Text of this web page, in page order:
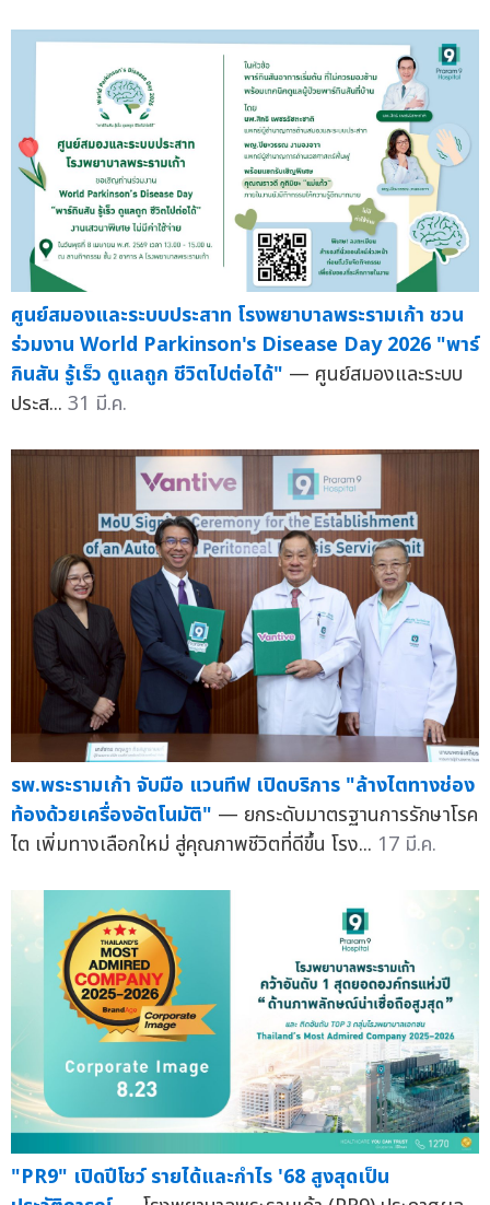
ศูนย์สมองและระบบประสาท โรงพยาบาลพระรามเก้า ชวน
ร่วมงาน World Parkinson's Disease Day 2026 "พาร์
กินสัน รู้เร็ว ดูแลถูก ชีวิตไปต่อได้" — ศูนย์สมองและระบบ
ประส... 31 มี.ค.
รพ.พระรามเก้า จับมือ แวนทีฟ เปิดบริการ "ล้างไตทางช่อง
ท้องด้วยเครื่องอัตโนมัติ" — ยกระดับมาตรฐานการรักษาโรค
ไต เพิ่มทางเลือกใหม่ สู่คุณภาพชีวิตที่ดีขึ้น โรง... 17 มี.ค.
"PR9" เปิดปีโชว์ รายได้และกำไร '68 สูงสุดเป็น